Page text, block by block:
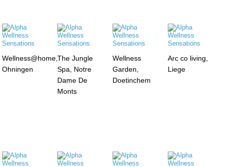
Wellness@home,
Ohningen
The Jungle
Spa, Notre
Dame De
Monts
Wellness
Garden,
Doetinchem
Arc co living,
Liege